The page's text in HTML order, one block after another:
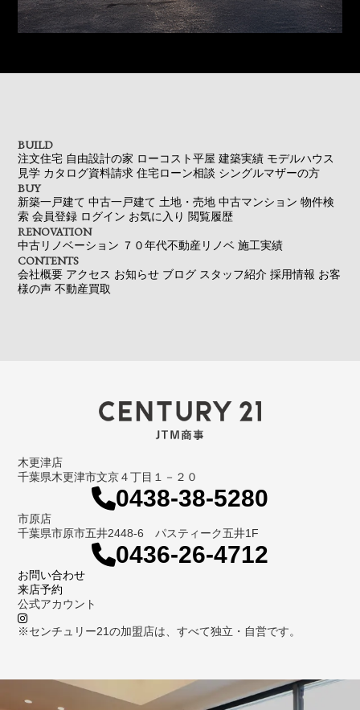
BUILD
注文住宅 自由設計の家 ローコスト平屋 建築実績 モデルハウス
見学 カタログ資料請求 住宅ローン相談 シングルマザーの方
BUY
新築一戸建て 中古一戸建て 土地・売地 中古マンション 物件検
索 会員登録 ログイン お気に入り 閲覧履歴
RENOVATION
中古リノベーション ７０年代不動産リノベ 施工実績
CONTENTS
会社概要 アクセス お知らせ ブログ スタッフ紹介 採用情報 お客
様の声 不動産買取
木更津店
千葉県木更津市文京４丁目１－２０
0438-38-5280
市原店
千葉県市原市五井2448-6 パスティーク五井1F
0436-26-4712
お問い合わせ
来店予約
公式アカウント
※センチュリー21の加盟店は、すべて独立・自営です。